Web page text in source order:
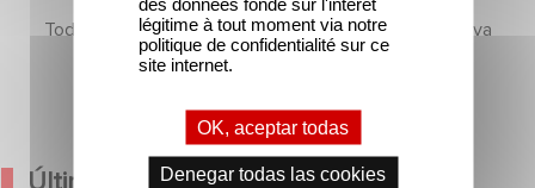
Todavía no hay contenido en esta sección, pero vuelva
pronto
légitime à tout moment via notre
politique de confidentialité sur ce
site internet.
OK, aceptar todas
Denegar todas las cookies